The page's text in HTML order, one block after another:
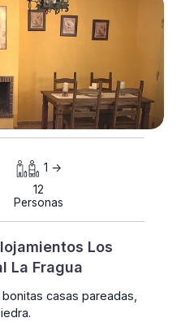
1 ->
12
Personas
Los
La Fragua
casas pareadas,